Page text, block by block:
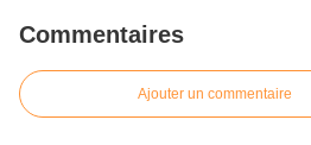
Commentaires
Ajouter un commentaire